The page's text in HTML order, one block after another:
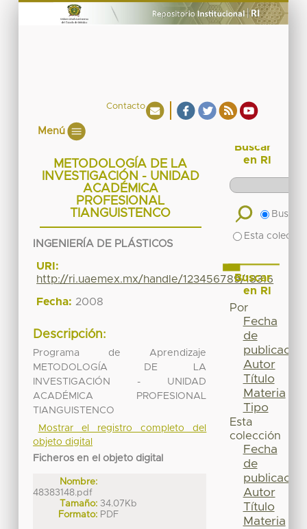
Contacto
Menú
METODOLOGÍA DE LA
INVESTIGACIÓN - UNIDAD
ACADÉMICA
PROFESIONAL
TIANGUISTENCO
INGENIERÍA DE PLÁSTICOS
URI:
http://ri.uaemex.mx/handle/123456789/18316
Fecha: 2008
Descripción:
Programa de Aprendizaje
METODOLOGÍA DE LA
INVESTIGACIÓN - UNIDAD
ACADÉMICA PROFESIONAL
TIANGUISTENCO
Mostrar el registro completo del
objeto digital
Ficheros en el objeto digital
Nombre:
48383148.pdf
Tamaño: 34.07Kb
Formato: PDF
Buscar
en RI
Buscar
Esta
Buscar
en RI
Por
Fecha
de
publicación
Autor
Título
Materia
Tipo
Esta
colección
Fecha
de
publicación
Autor
Título
Materia